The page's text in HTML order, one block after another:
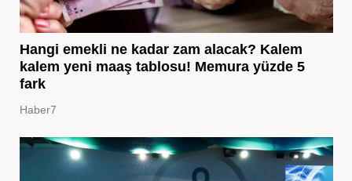
Hangi emekli ne kadar zam alacak? Kalem
kalem yeni maaş tablosu! Memura yüzde 5
fark
Haber7